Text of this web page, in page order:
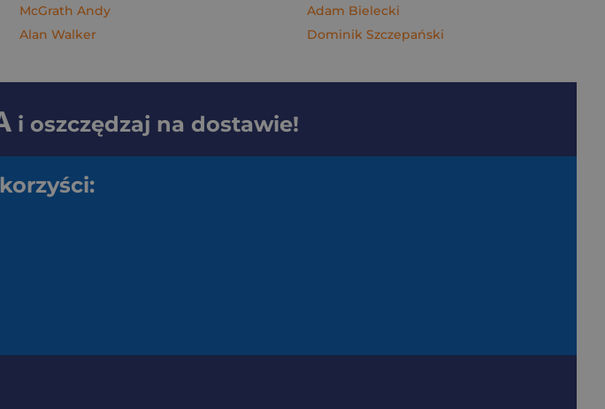
McGrath Andy
Alan Walker
Adam Bielecki
Dominik Szczepański
i oszczędzaj na dostawie!